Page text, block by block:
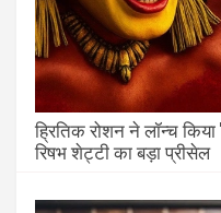
ह्रितिक रोशन ने लॉन्च
रिषभ शेट्टी का बड़ा प्रीसेल